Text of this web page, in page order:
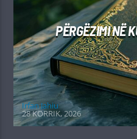
PËRGËZIMI NË
Irfan Jahiu
28 KORRIK, 2026